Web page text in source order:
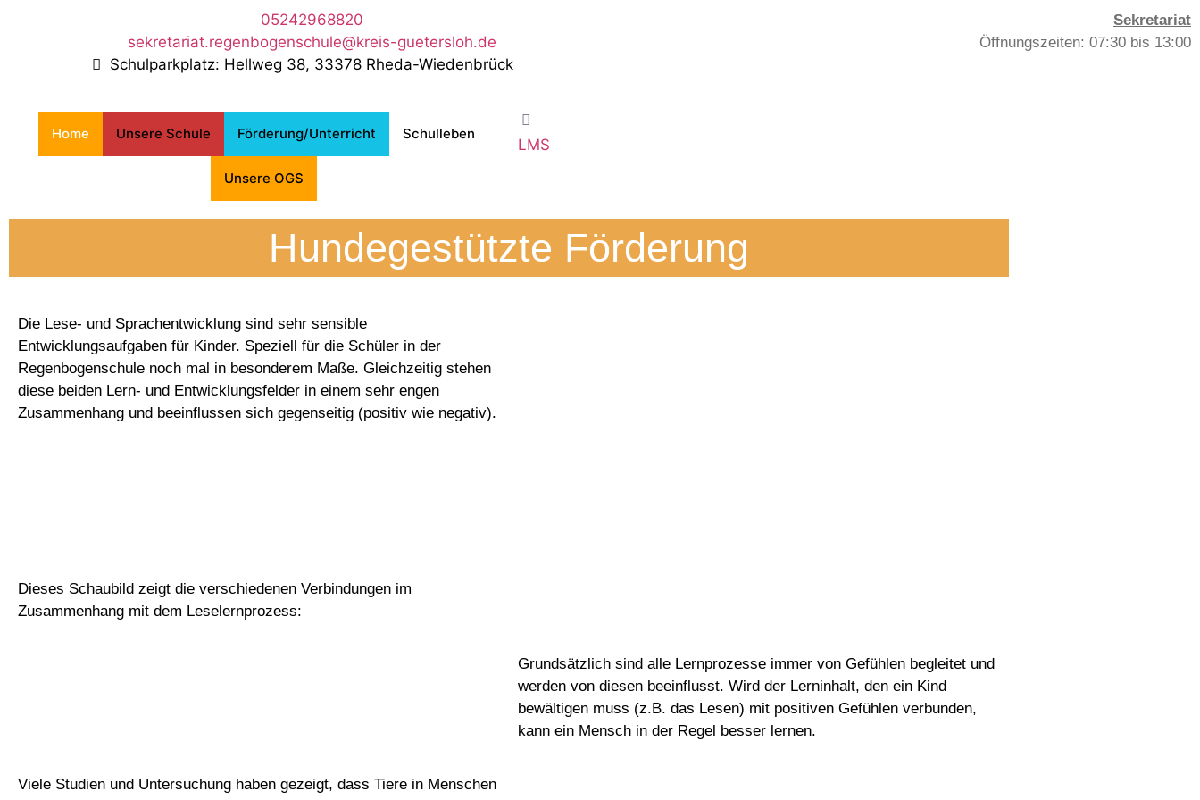
05242968820
sekretariat.regenbogenschule@kreis-guetersloh.de
Schulparkplatz: Hellweg 38, 33378 Rheda-Wiedenbrück
Sekretariat
Öffnungszeiten: 07:30 bis 13:00
Home Unsere Schule Förderung/Unterricht Schulleben
Unsere OGS
LMS
Hundegestützte Förderung
Die Lese- und Sprachentwicklung sind sehr sensible
Entwicklungsaufgaben für Kinder. Speziell für die Schüler in der
Regenbogenschule noch mal in besonderem Maße. Gleichzeitig stehen
diese beiden Lern- und Entwicklungsfelder in einem sehr engen
Zusammenhang und beeinflussen sich gegenseitig (positiv wie negativ).
Dieses Schaubild zeigt die verschiedenen Verbindungen im
Zusammenhang mit dem Leselernprozess:
Grundsätzlich sind alle Lernprozesse immer von Gefühlen begleitet und
werden von diesen beeinflusst. Wird der Lerninhalt, den ein Kind
bewältigen muss (z.B. das Lesen) mit positiven Gefühlen verbunden,
kann ein Mensch in der Regel besser lernen.
Viele Studien und Untersuchung haben gezeigt, dass Tiere in Menschen